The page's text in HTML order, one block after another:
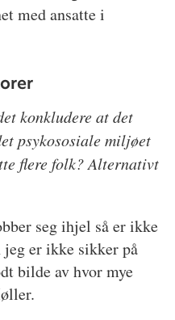
med ansatte i
konkludere at det
psykososiale miljøet
flere folk? Alternativt
seg ihjel så er ikke
er ikke sikker på
bilde av hvor mye